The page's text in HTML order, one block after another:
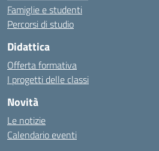
Famiglie e studenti
Percorsi di studio
Didattica
Offerta formativa
I progetti delle classi
Novità
Le notizie
Calendario eventi